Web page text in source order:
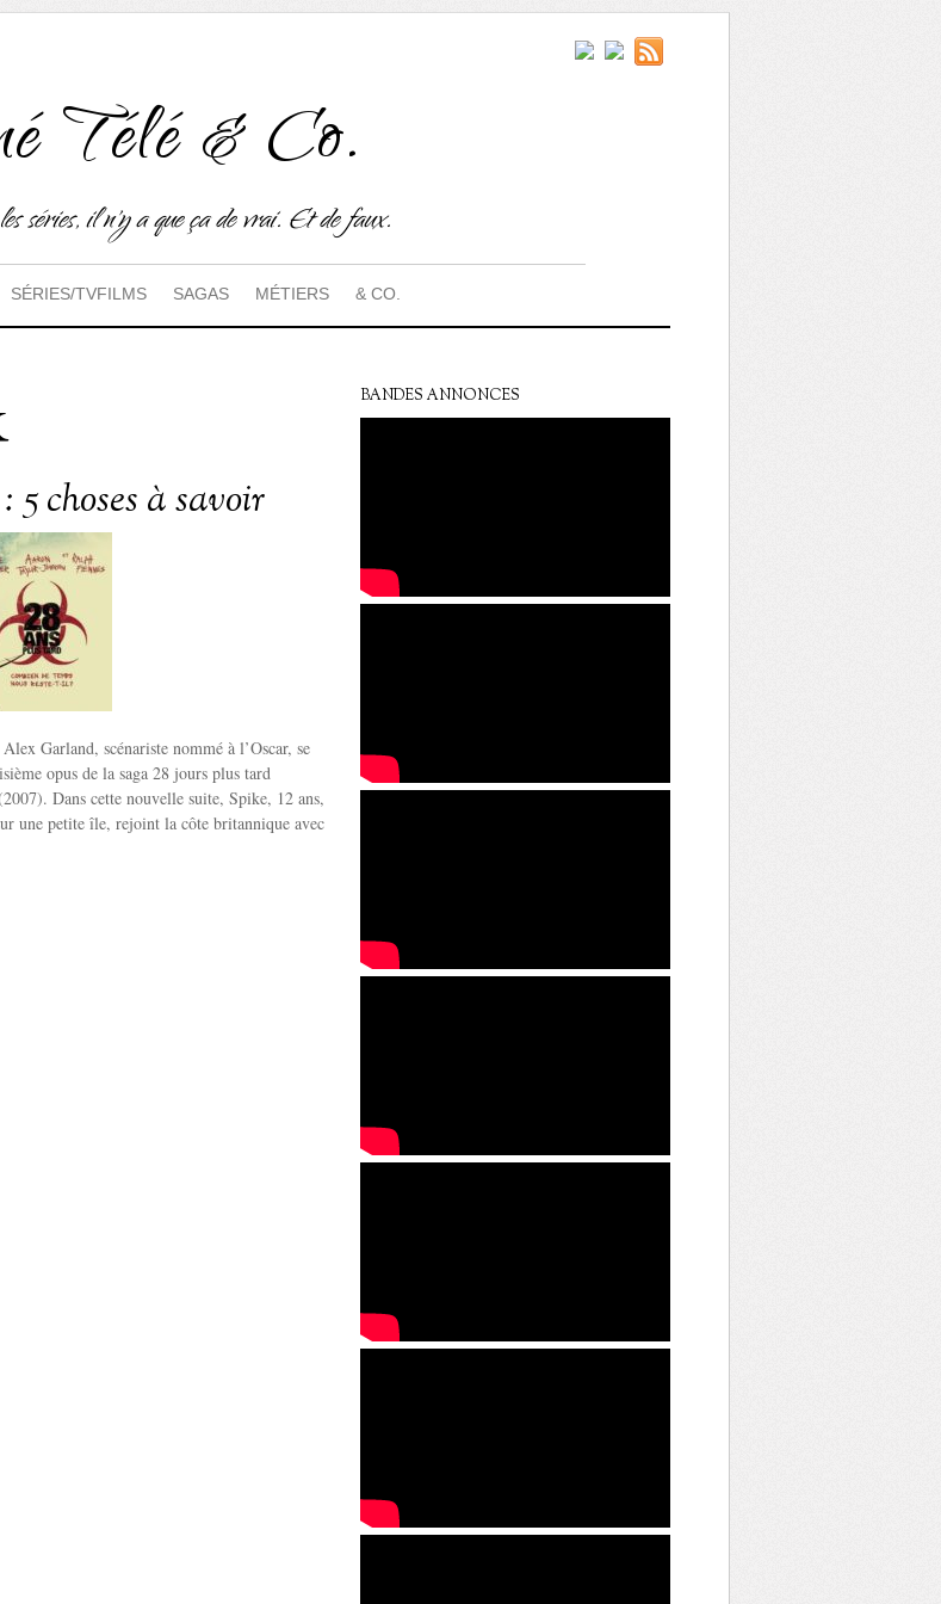
Télé & Co.
séries, il n'y a que ça de vrai. Et de faux.
SÉRIES/TVFILMS SAGAS MÉTIERS & CO.
choses à savoir
Garland, scénariste nommé à l’Oscar, se
opus de la saga 28 jours plus tard
Dans cette nouvelle suite, Spike, 12 ans,
une petite île, rejoint la côte britannique avec
BANDES ANNONCES